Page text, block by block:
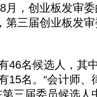
月，创业板发审
第三届创业板发
名候选人，其
15名。“会计师、
三届委员候选人